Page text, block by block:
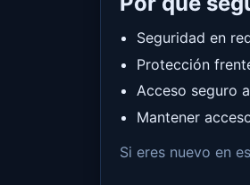
Seguridad en
Protección
Acceso seguro
Mantener
Si eres nuevo en